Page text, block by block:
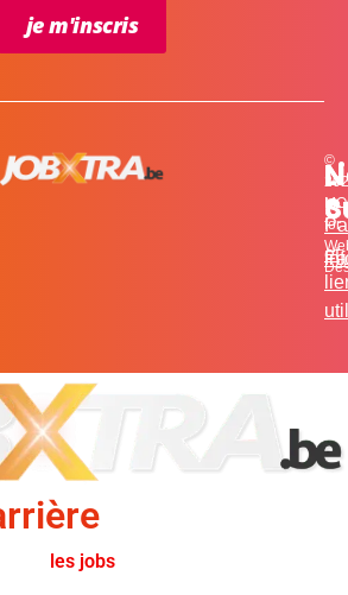
et
©
for
je m'inscris
les jobs